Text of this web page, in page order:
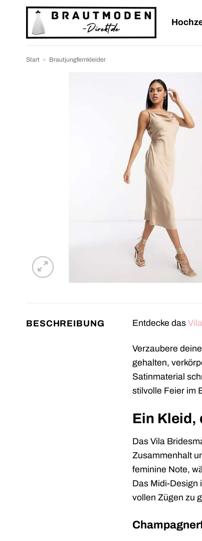
springen
Start » Brautjungfernkleider
BESCHREIBUNG Entdecke das Vila
Verzaubere
gehalten,
Satinmaterial
stilvolle Feier im
Ein Kleid,
Das Vila
Zusammenhalt
feminine Note,
Das Midi-Design
vollen Zügen zu